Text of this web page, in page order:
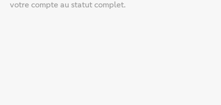
votre compte au statut complet.